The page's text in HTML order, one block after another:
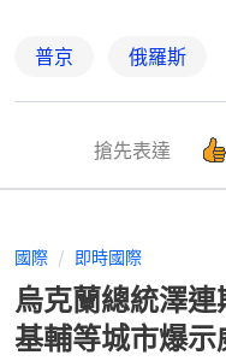
普京 俄羅斯
搶先表達
國際 即時國際
烏克蘭總統澤
基輔等城市爆示